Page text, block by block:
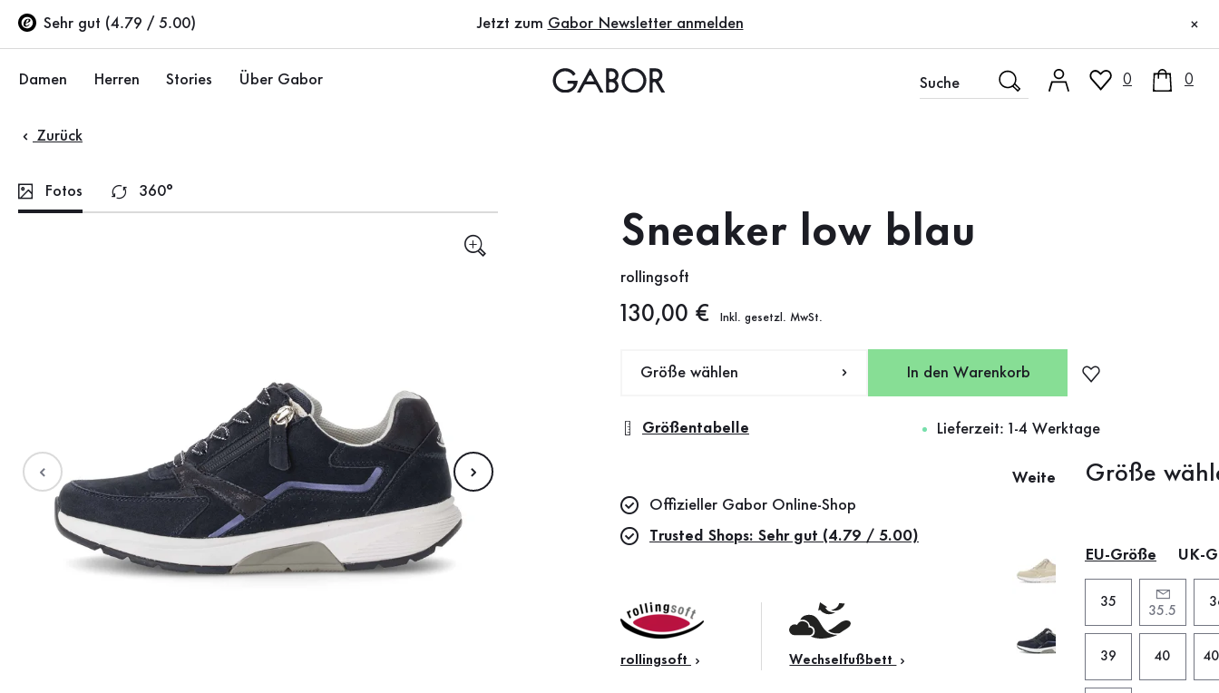
Zum Hauptinhalt
Zum Inhaltsverzeichnis
Zur Hauptnavigation
Sehr gut (4.79 / 5.00)
Jetzt zum Gabor Newsletter anmelden ×
Damen
Schuhe
Ballerinas
Sale %
Accessoires
Taschen
Herren
Sneaker
Stories Über Gabor 0 0
Zurück
Fotos 360°
Sneaker low blau
rollingsoft
Neuer Preis
130,00 € Inkl. gesetzl. MwSt.
Größe wählen In den Warenkorb
Größentabelle Lieferzeit: 1-4 Werktage
Weitere Farben
Größe
EU-Größe UK-
35
35.5
39 40
Offizieller Gabor Online-Shop
Trusted Shops: Sehr gut (4.79 / 5.00)
rollingsoft Wechselfußbett